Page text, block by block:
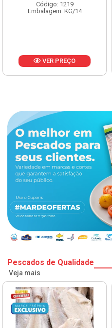
Código: 1219
Embalagem: KG/14
VER PREÇO
Pescados de Qualidade
Veja mais